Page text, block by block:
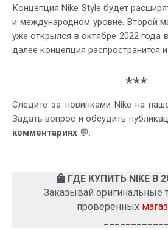
Концепция Nike Style будет
и международном уровне. Второй
уже открылся в октябре 2022 года
далее концепция распространится
***
Следите за новинками Nike на
Задать вопрос и обсудить
комментариях 💬.
ГДЕ КУПИТЬ NIKE В
Заказывай оригинальные
проверенных